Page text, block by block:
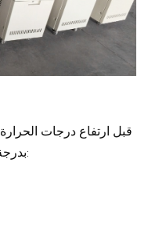
قبل ارتفاع درجات
بدرجة حرارة القالب. ابحث عن مشاكل مثل: